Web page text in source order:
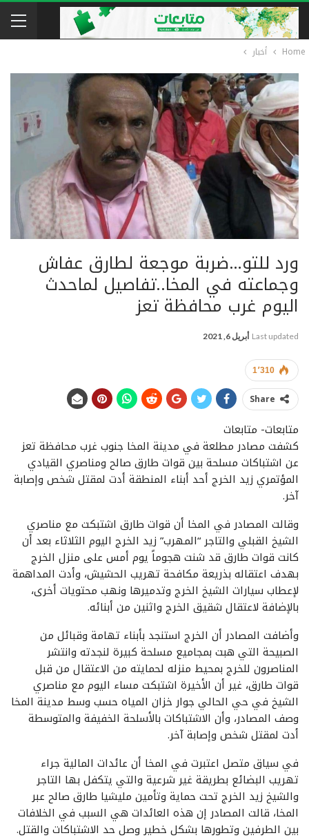
Home أخبار
ورد للتو…ضربة موجعة لطارق عفاش
وجماعته في المخا..تفاصيل لماحدث
اليوم غرب محافظة تعز
Last updated أبريل 6, 2021
1٬310
Share
متابعات- متابعات
كشفت مصادر مطلعة في مدينة المخا جنوب غرب محافظة تعز
عن اشتباكات مسلحة بين قوات طارق صالح ومناصري القيادي
المؤتمري زيد الخرج أحد أبناء المنطقة أدت لمقتل شخص وإصابة
آخر.
وقالت المصادر في المخا أن قوات طارق اشتبكت مع مناصري
الشيخ القبلي والتاجر “المهرب” زيد الخرج اليوم الثلاثاء بعد أن
كانت قوات طارق قد شنت هجوماً يوم أمس على منزل الخرج
بهدف اعتقاله بذريعة مكافحة تهريب الحشيش، وأدت المداهمة
لإعطاب سيارات الشيخ الخرج وتدميرها ونهب محتويات أخرى،
بالإضافة لاعتقال شقيق الخرج واثنين من أبنائه.
وأضافت المصادر أن الخرج استنجد بأبناء تهامة وقبائل من
الصبيحة التي هبت بمجاميع مسلحة كبيرة لنجدته وانتشر
المناصرون للخرج بمحيط منزله لحمايته من الاعتقال من قبل
قوات طارق، غير أن الأخيرة اشتبكت مساء اليوم مع مناصري
الشيخ في حي الحالي جوار خزان المياه حسب وسط مدينة المخا
وصف المصادر، وأن الاشتباكات بالأسلحة الخفيفة والمتوسطة
أدت لمقتل شخص وإصابة آخر.
في سياق متصل اعتبرت في المخا أن عائدات المالية جراء
تهريب البضائع بطريقة غير شرعية والتي يتكفل بها التاجر
والشيخ زيد الخرج تحت حماية وتأمين مليشيا طارق صالح عبر
المخا، قالت المصادر إن هذه العائدات هي السبب في الخلافات
بين الطرفين وتطورها بشكل خطير وصل حد الاشتباكات والقتل.